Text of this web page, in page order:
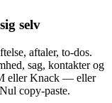
selv
aftaler, to-dos.
sag, kontakter og
eller Knack — eller
copy-paste.